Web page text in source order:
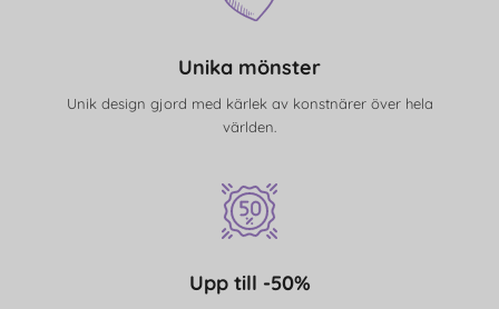
Unika mönster
Unik design gjord med kärlek av konstnärer över hela
världen.
Upp till -50%